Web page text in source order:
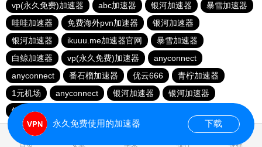
vp(永久免费)加速器
abc加速器 银河加速器
暴雪加速器
哇哇加速器
免费海外pvn加速器
银河加速器
银河加速器
ikuuu.me加速器官网
暴雪加速器
白鲸加速器
vp(永久免费)加速器
anyconnect
anyconnect
番石榴加速器 优云666
青柠加速器
1元机场
anyconnect 银河加速器
银河加速器
银河加速器
首页 安卓 苹果 排行 推荐
永久免费使用的加速器 下载
0.249143s